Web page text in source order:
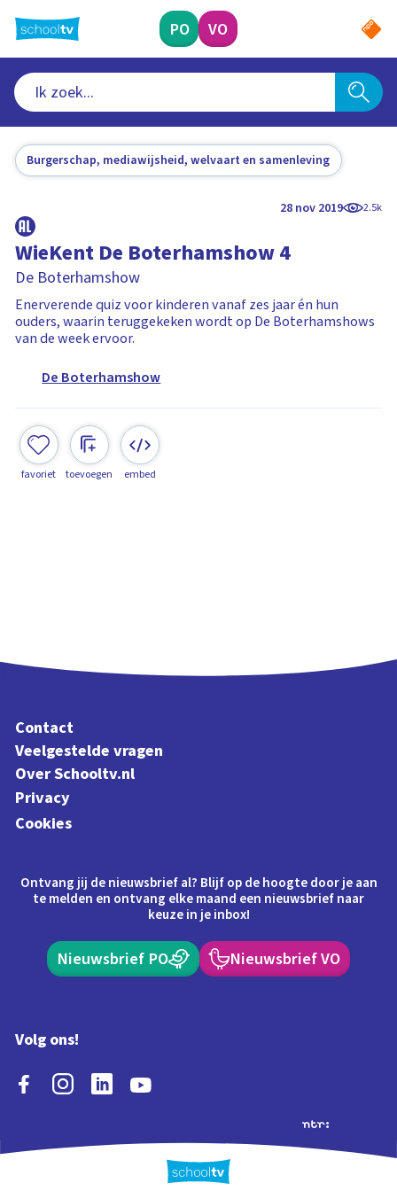
naar
hoofdinhoud
PO VO
Burgerschap, mediawijsheid, welvaart en samenleving
28 nov 2019 2.5k
WieKent De Boterhamshow 4
De Boterhamshow
Enerverende quiz voor kinderen vanaf zes jaar én hun
ouders, waarin teruggekeken wordt op De Boterhamshows
van de week ervoor.
De Boterhamshow
favoriet toevoegen embed
Contact
Veelgestelde vragen
Over Schooltv.nl
Privacy
Cookies
Ontvang jij de nieuwsbrief al? Blijf op de hoogte door je aan
te melden en ontvang elke maand een nieuwsbrief naar
keuze in je inbox!
Nieuwsbrief PO Nieuwsbrief VO
Volg ons!